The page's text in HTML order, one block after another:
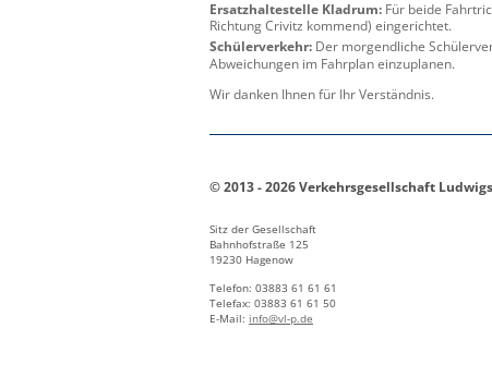
Ersatzhaltestelle Kladrum: Für beide
Richtung Crivitz kommend) eingerichtet.
Schülerverkehr: Der morgendliche
Abweichungen im Fahrplan einzuplanen.
Wir danken Ihnen für Ihr Verständnis.
© 2013 - 2026 Verkehrsgesellschaft
Sitz der Gesellschaft
Bahnhofstraße 125
19230 Hagenow
Telefon: 03883 61 61 61
Telefax: 03883 61 61 50
E-Mail: info@vl-p.de